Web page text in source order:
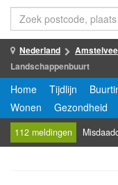
Nederland
Landschappenbuurt
Home Tijdlijn
Wonen
Gezondheid
112 meldingen